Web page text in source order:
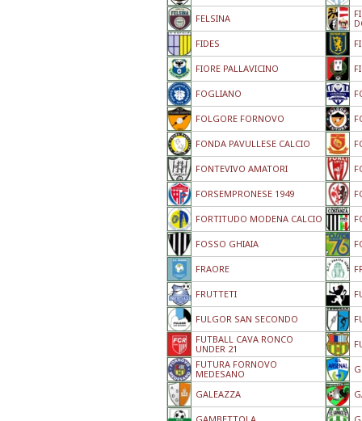
FELSINA
FIDES
FIORE PALLAVICINO
FOGLIANO
FOLGORE FORNOVO
FONDA PAVULLESE CALCIO
FONTEVIVO AMATORI
FORSEMPRONESE 1949
FORTITUDO MODENA CALCIO
FOSSO GHIAIA
FRAORE
FRUTTETI
FULGOR SAN SECONDO
FUTBALL CAVA RONCO
UNDER 21
FUTURA FORNOVO
MEDESANO
GALEAZZA